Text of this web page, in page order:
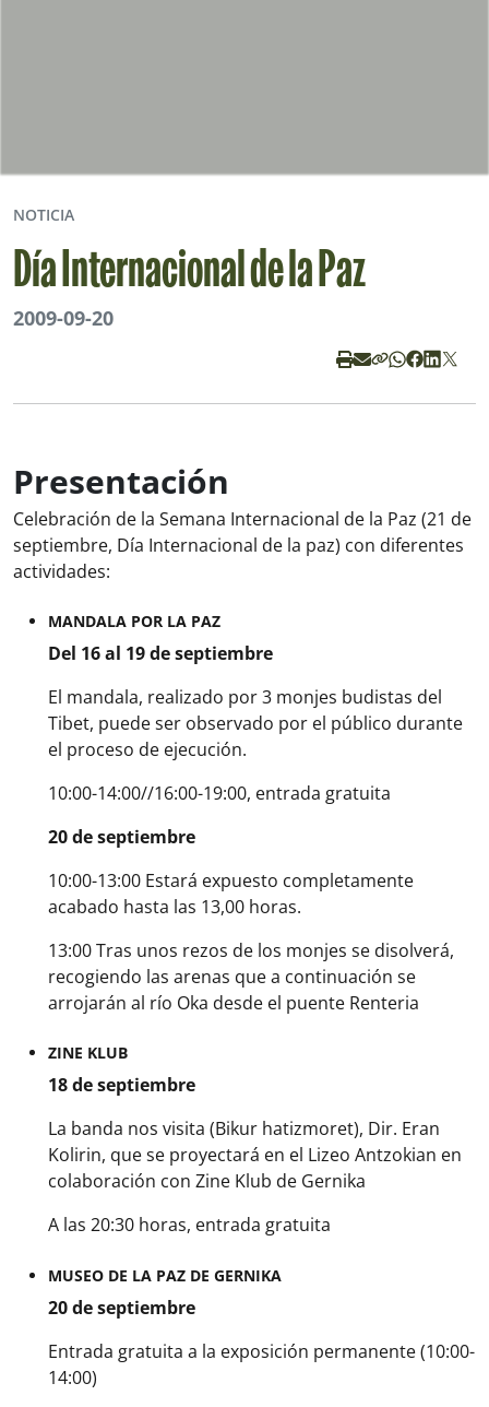
NOTICIA
Día Internacional de la Paz
2009-09-20
Presentación
Celebración de la Semana Internacional de la Paz (21 de
septiembre, Día Internacional de la paz) con diferentes
actividades:
MANDALA POR LA PAZ
Del 16 al 19 de septiembre
El mandala, realizado por 3 monjes budistas del
Tibet, puede ser observado por el público durante
el proceso de ejecución.
10:00-14:00//16:00-19:00, entrada gratuita
20 de septiembre
10:00-13:00 Estará expuesto completamente
acabado hasta las 13,00 horas.
13:00 Tras unos rezos de los monjes se disolverá,
recogiendo las arenas que a continuación se
arrojarán al río Oka desde el puente Renteria
ZINE KLUB
18 de septiembre
La banda nos visita (Bikur hatizmoret), Dir. Eran
Kolirin, que se proyectará en el Lizeo Antzokian en
colaboración con Zine Klub de Gernika
A las 20:30 horas, entrada gratuita
MUSEO DE LA PAZ DE GERNIKA
20 de septiembre
Entrada gratuita a la exposición permanente (10:00-
14:00)